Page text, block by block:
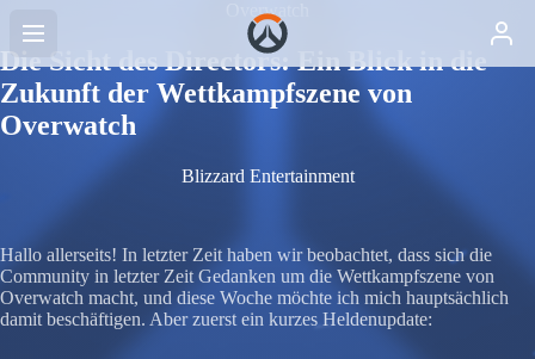
Overwatch
Die Sicht des Directors: Ein Blick in die
Zukunft der Wettkampfszene von
Overwatch
Blizzard Entertainment
Hallo allerseits! In letzter Zeit haben wir beobachtet, dass sich die
Community in letzter Zeit Gedanken um die Wettkampfszene von
Overwatch macht, und diese Woche möchte ich mich hauptsächlich
damit beschäftigen. Aber zuerst ein kurzes Heldenupdate: